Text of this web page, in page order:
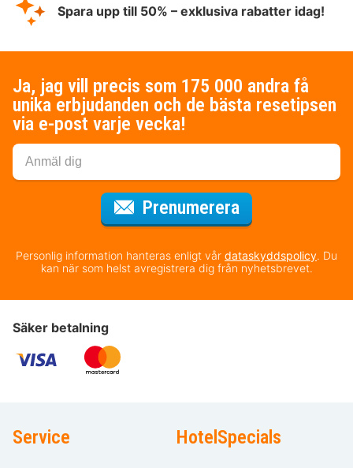
Spara upp till 50% – exklusiva rabatter idag!
Ja, jag vill precis som 175 000 andra få
unika erbjudanden och de bästa resetipsen
via e-post varje vecka!
Prenumerera
Personlig information hanteras enligt vår dataskyddspolicy. Du
kan när som helst avregistrera dig från nyhetsbrevet.
Säker betalning
Service HotelSpecials